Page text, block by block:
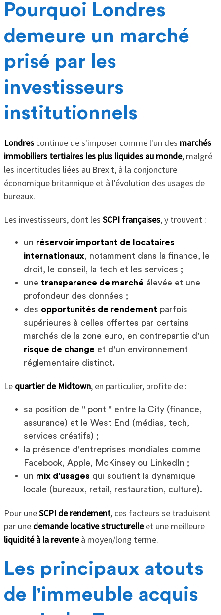
Pourquoi Londres
demeure un marché
prisé par les
investisseurs
institutionnels
Londres continue de s'imposer comme l'un des marchés
immobiliers tertiaires les plus liquides au monde, malgré
les incertitudes liées au Brexit, à la conjoncture
économique britannique et à l'évolution des usages de
bureaux.
Les investisseurs, dont les SCPI françaises, y trouvent :
un réservoir important de locataires
internationaux, notamment dans la finance, le
droit, le conseil, la tech et les services ;
une transparence de marché élevée et une
profondeur des données ;
des opportunités de rendement parfois
supérieures à celles offertes par certains
marchés de la zone euro, en contrepartie d'un
risque de change et d'un environnement
réglementaire distinct.
Le quartier de Midtown, en particulier, profite de :
sa position de " pont " entre la City (finance,
assurance) et le West End (médias, tech,
services créatifs) ;
la présence d'entreprises mondiales comme
Facebook, Apple, McKinsey ou LinkedIn ;
un mix d'usages qui soutient la dynamique
locale (bureaux, retail, restauration, culture).
Pour uneSCPI de rendement, ces facteurs se traduisent
par une demande locative structurelleet une meilleure
liquidité à la reventeà moyen/long terme.
Les principaux atouts
de l'immeuble acquis